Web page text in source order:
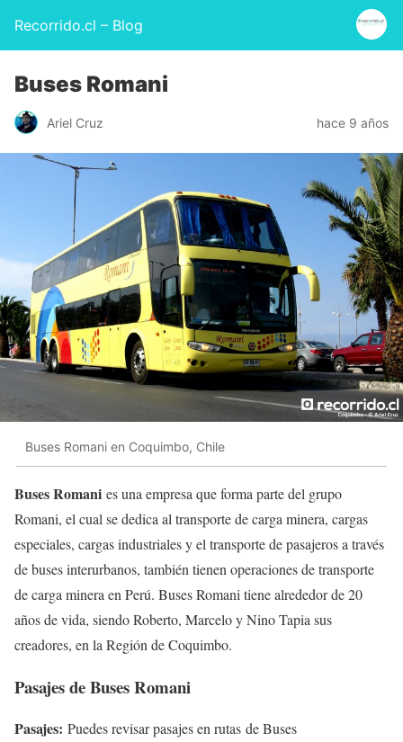
Recorrido.cl – Blog
Buses Romani
Ariel Cruz hace 9 años
Buses Romani en Coquimbo, Chile
Buses Romani es una empresa que forma parte del grupo
Romani, el cual se dedica al transporte de carga minera, cargas
especiales, cargas industriales y el transporte de pasajeros a través
de buses interurbanos, también tienen operaciones de transporte
de carga minera en Perú. Buses Romani tiene alrededor de 20
años de vida, siendo Roberto, Marcelo y Nino Tapia sus
creadores, en la Región de Coquimbo.
Pasajes de Buses Romani
Pasajes: Puedes revisar pasajes en rutas de Buses